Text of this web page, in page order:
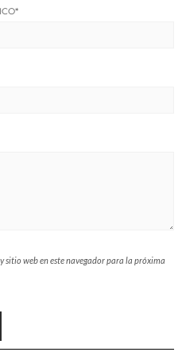
*
web en este navegador para la próxima